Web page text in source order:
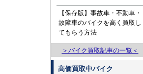
【保存版】事故車・不動車・
故障車のバイクを高く買取し
てもらう方法
＞バイク買取記事の一覧＜
高価買取中バイク